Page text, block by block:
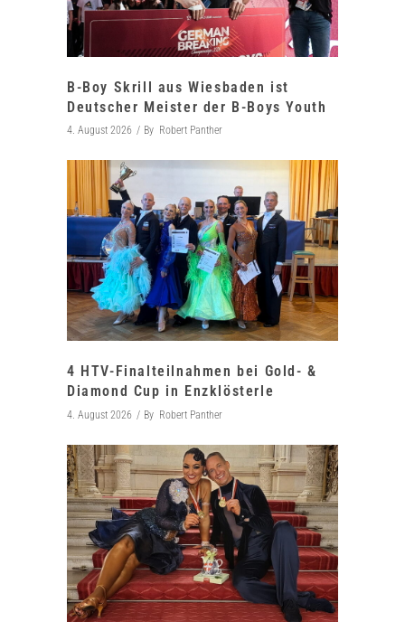
B-Boy Skrill aus Wiesbaden ist
Deutscher Meister der B-Boys Youth
4. August 2026 By Robert Panther
4 HTV-Finalteilnahmen bei Gold- &
Diamond Cup in Enzklösterle
4. August 2026 By Robert Panther